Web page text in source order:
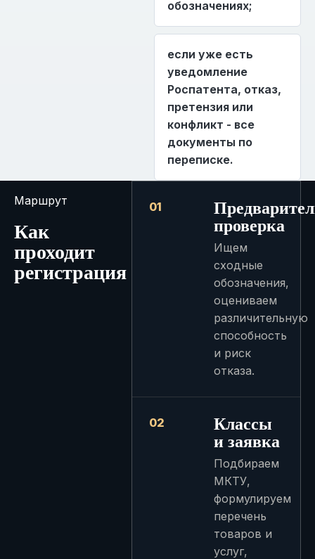
обозначениях;
если уже есть
уведомление
Роспатента, отказ,
претензия или
конфликт - все
документы по
переписке.
Маршрут
Как
проходит
регистрация
01
проверка
Ищем
сходные
обозначения,
оцениваем
различительную
способность
и риск
отказа.
02 Классы
и заявка
Подбираем
МКТУ,
формулируем
перечень
товаров и
услуг,